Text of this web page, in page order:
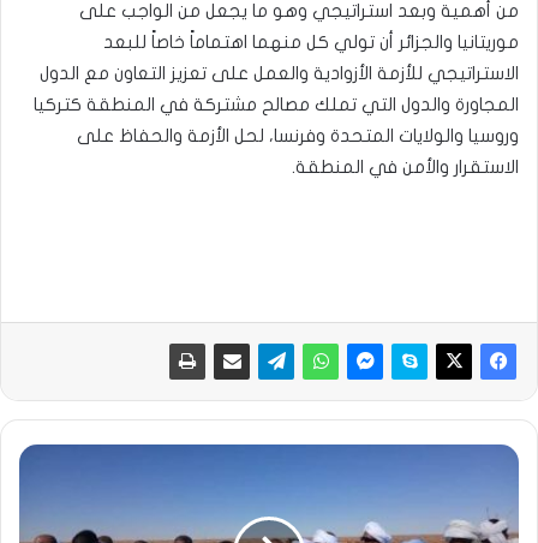
من أهمية وبعد استراتيجي وهو ما يجعل من الواجب على
موريتانيا والجزائر أن تولي كل منهما اهتماماً خاصاً للبعد
الاستراتيجي للأزمة الأزوادية والعمل على تعزيز التعاون مع الدول
المجاورة والدول التي تملك مصالح مشتركة في المنطقة كتركيا
وروسيا والولايات المتحدة وفرنسا، لحل الأزمة والحفاظ على
الاستقرار والأمن في المنطقة.